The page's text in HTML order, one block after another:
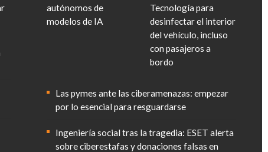
autónomos de
modelos de IA
Tecnología para
desinfectar el interior
del vehículo, incluso
con pasajeros a
bordo
Las pymes ante las ciberamenazas: empezar
por lo esencial para resguardarse
Ingeniería social tras la tragedia: ESET alerta
sobre ciberestafas y donaciones falsas en